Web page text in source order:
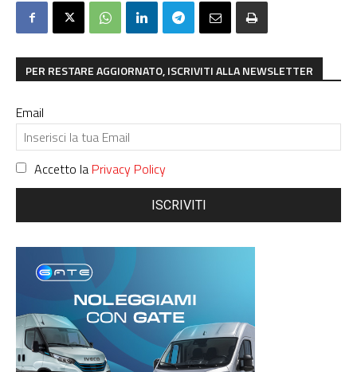
PER RESTARE AGGIORNATO, ISCRIVITI ALLA NEWSLETTER
Email
Accetto la Privacy Policy
ISCRIVITI